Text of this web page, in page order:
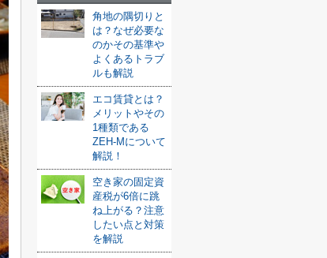
角地の隅切りと
は？なぜ必要な
のかその基準や
よくあるトラブ
ルも解説
エコ賃貸とは？
メリットやその
1種類である
ZEH-Mについて
解説！
空き家の固定資
産税が6倍に跳
ね上がる？注意
したい点と対策
を解説